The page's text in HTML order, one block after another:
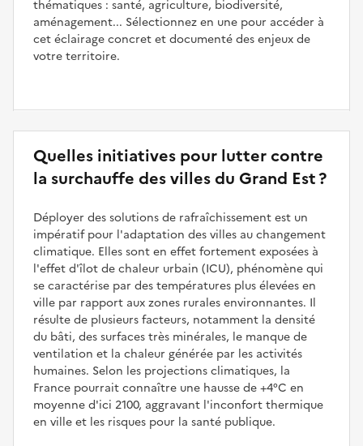
thématiques : santé, agriculture, biodiversité,
aménagement... Sélectionnez en une pour accéder à
cet éclairage concret et documenté des enjeux de
votre territoire.
Quelles initiatives pour lutter contre
la surchauffe des villes du Grand Est ?
Déployer des solutions de rafraîchissement est un
impératif pour l'adaptation des villes au changement
climatique. Elles sont en effet fortement exposées à
l'effet d'îlot de chaleur urbain (ICU), phénomène qui
se caractérise par des températures plus élevées en
ville par rapport aux zones rurales environnantes. Il
résulte de plusieurs facteurs, notamment la densité
du bâti, des surfaces très minérales, le manque de
ventilation et la chaleur générée par les activités
humaines. Selon les projections climatiques, la
France pourrait connaître une hausse de +4°C en
moyenne d'ici 2100, aggravant l'inconfort thermique
en ville et les risques pour la santé publique.